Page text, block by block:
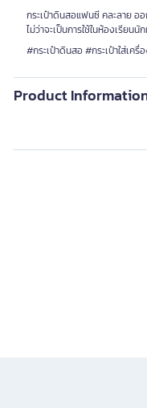
กระเป๋าดินสอแฟนซี คละลาย อ
ไม่ว่าจะเป็นการใช้ในห้องเรียน
#กระเป๋าดินสอ #กระเป๋าใส่เค
Product